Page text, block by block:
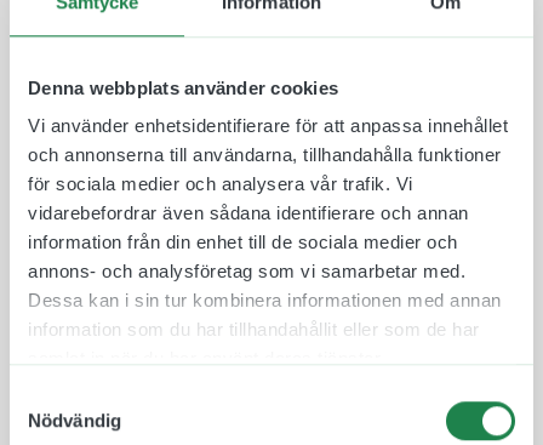
Denna webbplats använder cookies
Vi använder enhetsidentifierare för att anpassa innehållet
och annonserna till användarna, tillhandahålla funktioner
för sociala medier och analysera vår trafik. Vi
vidarebefordrar även sådana identifierare och annan
information från din enhet till de sociala medier och
annons- och analysföretag som vi samarbetar med.
Dessa kan i sin tur kombinera informationen med annan
information som du har tillhandahållit eller som de har
Nödvändig
reflektiv plast som fästs på båda sidor av
aluminiumskylten så den är synlig från två håll.
mellan för att de ska passa in i rätt miljö och
omgivning.
Skylten monteras därefter på en medföljande
väggkonsol som skruvas fast med medföljande
skruv och plugg. Tack vare denna fästmetod så är
det lätt att byta skyltar mellan rum ifall att de
skulle byta plats.
Vår flaggskylt för Information gör sig bland annat